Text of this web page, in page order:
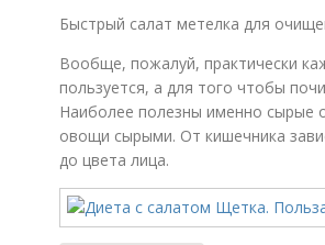
Быстрый салат метелка для
Вообще, пожалуй, практически
пользуется, а для того чтобы
Наиболее полезны именно сырые
овощи сырыми. От кишечника
до цвета лица.